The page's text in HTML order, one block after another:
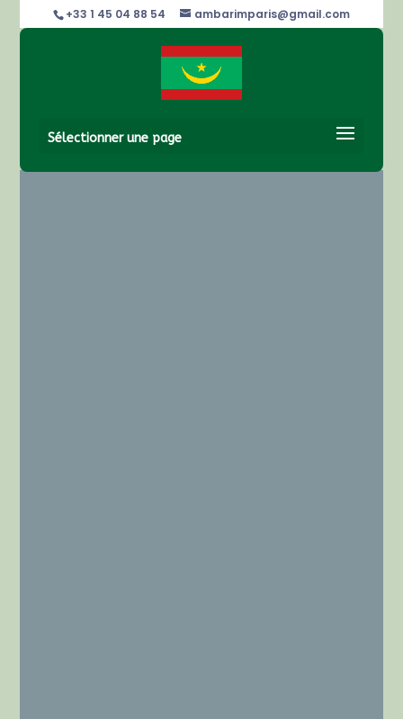
+33 1 45 04 88 54 ambarimparis@gmail.com
Sélectionner une page